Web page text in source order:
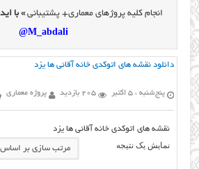
انجام کلیه پروژهای معماری+ پشتیبانی» با
M_abdali@
دانلود نقشه های اتوکدی خانه آقائی ها یزد
پنج‌شنبه ، 5 اکتبر 205 بازدید پروژه معماری
نقشه های اتوکدی خانه آقائی ها یزد
نمایش یک نتیجه